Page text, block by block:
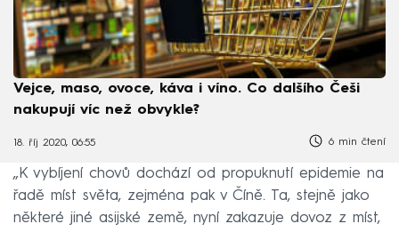
Vejce, maso, ovoce, káva i víno. Co dalšího Češi
nakupují víc než obvykle?
18. říj 2020, 06:55 6 min čtení
„K vybíjení chovů dochází od propuknutí epidemie na
řadě míst světa, zejména pak v Číně. Ta, stejně jako
některé jiné asijské země, nyní zakazuje dovoz z míst,